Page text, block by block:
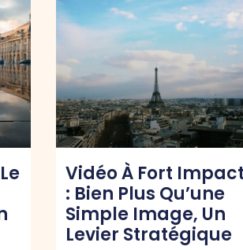
Vidéo À Fort Impact
: Bien Plus Qu’une
Simple Image, Un
Levier Stratégique